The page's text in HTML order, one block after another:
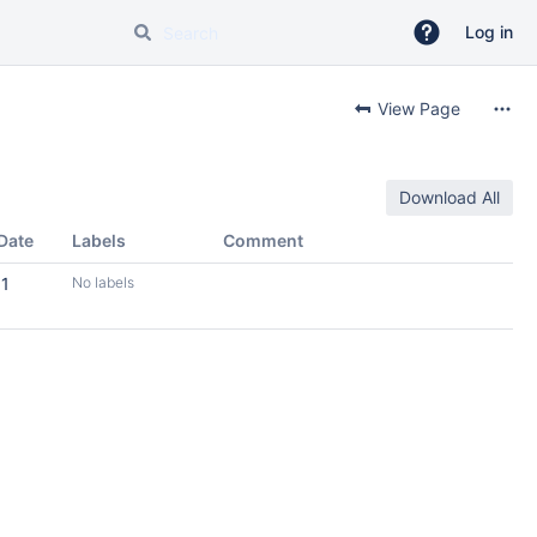
Log in
View Page
Download All
Labels Comment
No labels